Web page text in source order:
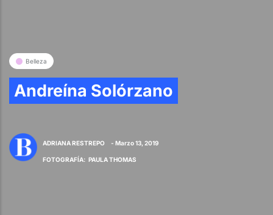
Belleza
Andreína Solórzano
ADRIANA RESTREPO - Marzo 13, 2019
FOTOGRAFÍA: PAULA THOMAS